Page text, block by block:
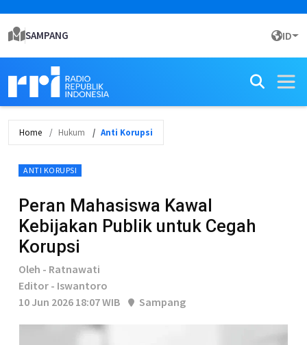
SAMPANG ID
Home Hukum Anti Korupsi
ANTI KORUPSI
Peran Mahasiswa Kawal
Kebijakan Publik untuk Cegah
Korupsi
Oleh - Ratnawati
Editor - Iswantoro
10 Jun 2026 18:07 WIB
Sampang